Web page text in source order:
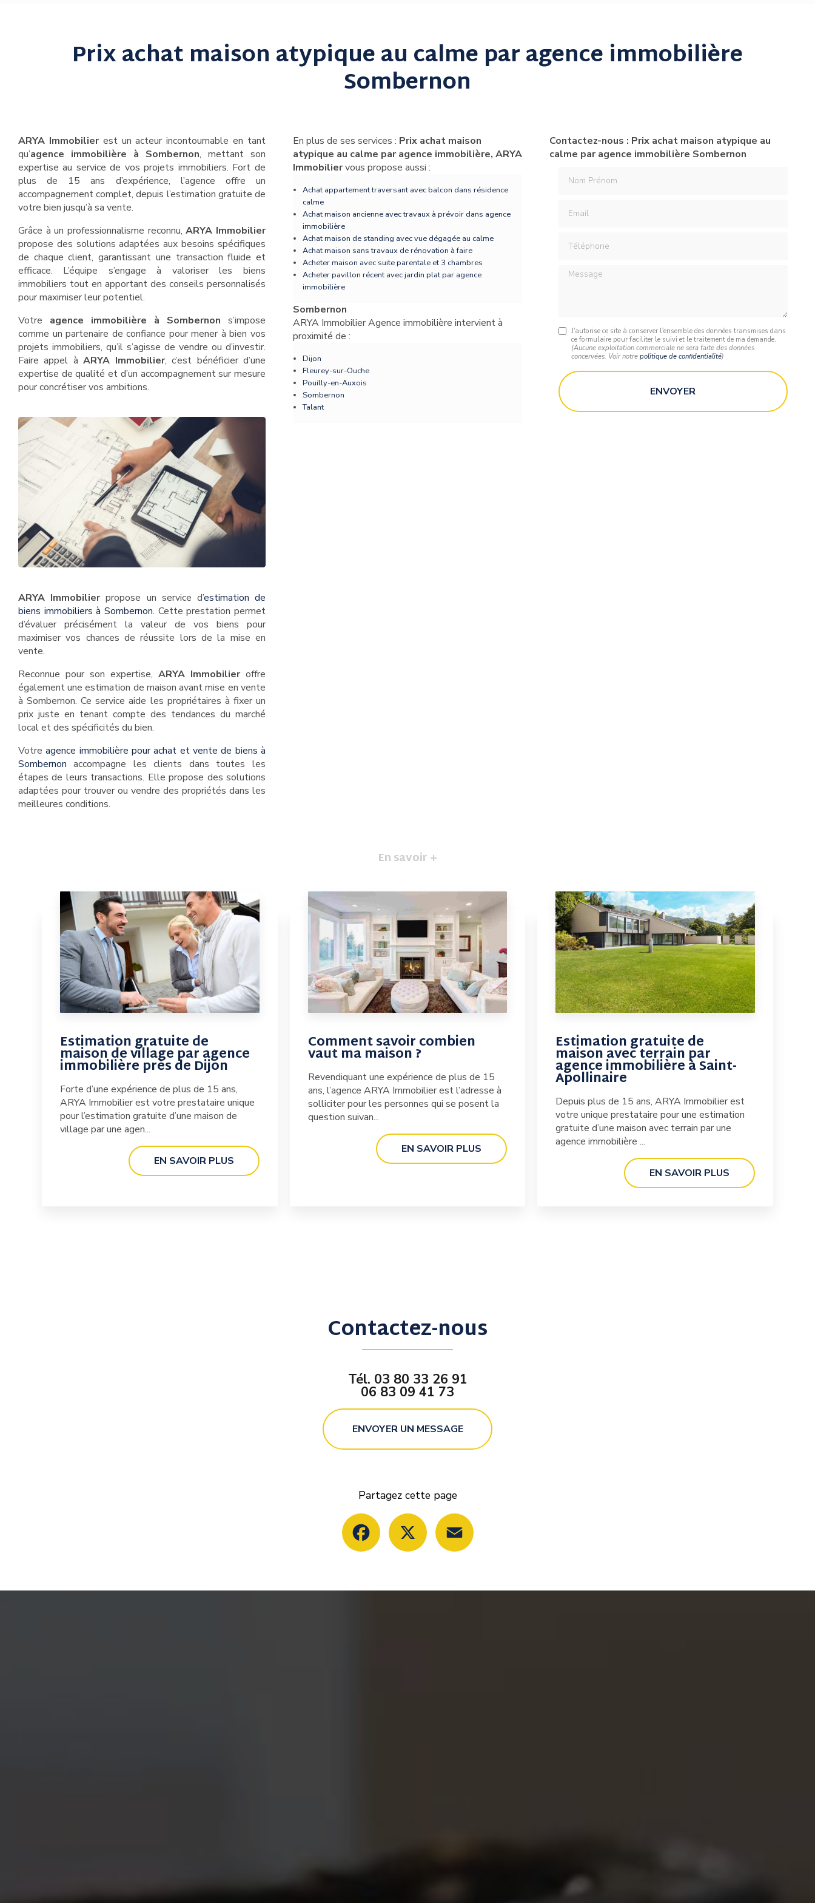
Prix achat maison atypique au calme par agence immobilière
Sombernon
ARYA Immobilierest un acteur incontournable en tant
qu’agence immobilière à Sombernon, mettant son
expertise au service de vos projets immobiliers. Fort de
plus de 15 ans d’expérience, l’agence offre un
accompagnement complet, depuis l’estimation gratuite de
votre bien jusqu’à sa vente.
Grâce à un professionnalisme reconnu,ARYA Immobilier
propose des solutions adaptées aux besoins spécifiques
de chaque client, garantissant une transaction fluide et
efficace. L’équipe s’engage à valoriser les biens
immobiliers tout en apportant des conseils personnalisés
pour maximiser leur potentiel.
Votre agence immobilière à Sombernon s’impose
comme un partenaire de confiance pour mener à bien vos
projets immobiliers, qu’il s’agisse de vendre ou d’investir.
Faire appel àARYA Immobilier, c’est bénéficier d’une
expertise de qualité et d’un accompagnement sur mesure
pour concrétiser vos ambitions.
ARYA Immobilierpropose un service d’estimation de
biens immobiliers à Sombernon. Cette prestation permet
d’évaluer précisément la valeur de vos biens pour
maximiser vos chances de réussite lors de la mise en
vente.
Reconnue pour son expertise, ARYA Immobilieroffre
également une estimation de maison avant mise en vente
à Sombernon. Ce service aide les propriétaires à fixer un
prix juste en tenant compte des tendances du marché
local et des spécificités du bien.
Votreagence immobilière pour achat et vente de biens à
Sombernon accompagne les clients dans toutes les
étapes de leurs transactions. Elle propose des solutions
adaptées pour trouver ou vendre des propriétés dans les
meilleures conditions.
En plus de ses services : Prix achat maison
atypique au calme par agence immobilière, ARYA
Immobiliervous propose aussi :
Achat appartement traversant avec balcon dans résidence
calme
Achat maison ancienne avec travaux à prévoir dans agence
immobilière
Achat maison de standing avec vue dégagée au calme
Achat maison sans travaux de rénovation à faire
Acheter maison avec suite parentale et 3 chambres
Acheter pavillon récent avec jardin plat par agence
immobilière
Sombernon
ARYA Immobilier Agence immobilière intervient à
proximité de :
Dijon
Fleurey-sur-Ouche
Pouilly-en-Auxois
Sombernon
Talant
Contactez-nous : Prix achat maison atypique au
calme par agence immobilière Sombernon
Message
J'autorise ce site à conserver l'ensemble des données transmises dans
ce formulaire pour faciliter le suivi et le traitement de ma demande.
(Aucune exploitation commerciale ne sera faite des données
concervées. Voir notre politique de confidentialité)
En savoir +
Estimation gratuite de
maison de village par agence
immobilière près de Dijon
Forte d’une expérience de plus de 15 ans,
ARYA Immobilier est votre prestataire unique
pour l’estimation gratuite d’une maison de
village par une agen...
EN SAVOIR PLUS
Comment savoir combien
vaut ma maison ?
Revendiquant une expérience de plus de 15
ans, l’agence ARYA Immobilier est l’adresse à
solliciter pour les personnes qui se posent la
question suivan...
EN SAVOIR PLUS
Estimation gratuite de
maison avec terrain par
agence immobilière à Saint-
Apollinaire
Depuis plus de 15 ans, ARYA Immobilier est
votre unique prestataire pour une estimation
gratuite d’une maison avec terrain par une
agence immobilière ...
EN SAVOIR PLUS
Contactez-nous
Tél. 03 80 33 26 91
06 83 09 41 73
ENVOYER UN MESSAGE
Partagez cette page
Facebook